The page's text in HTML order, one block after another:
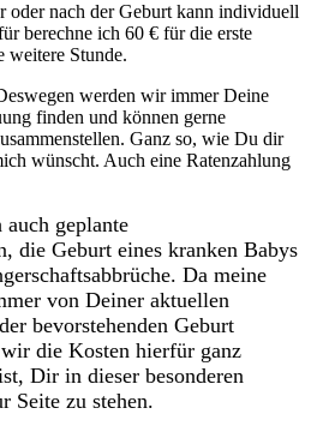
oder nach der Geburt kann individuell
berechne ich 60 € für die erste
weitere Stunde.
werden wir immer Deine
finden und können gerne
Ganz so, wie Du dir
wünscht. Auch eine Ratenzahlung
geplante
die Geburt eines kranken Babys
Da meine
von Deiner aktuellen
bevorstehenden Geburt
die Kosten hierfür ganz
Dir in dieser besonderen
Seite zu stehen.